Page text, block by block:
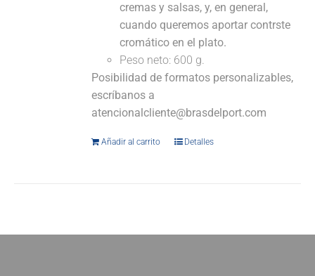
cremas y salsas, y, en general,
cuando queremos aportar contrste
cromático en el plato.
Peso neto: 600 g.
Posibilidad de formatos personalizables,
escríbanos a
atencionalcliente@brasdelport.com
Añadir al carrito Detalles